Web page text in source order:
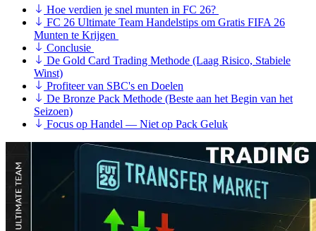
Hoe verdien je snel munten in FC 26?
FC 26 Ultimate Team Handelstips om Gratis FIFA 26
Munten te Krijgen
Conclusie
De Gold Card Trading Methode (Laag Risico, Stabiele
Winst)
Profiteer van SBC's en Doelen
De Bronze Pack Methode (Beste aan het Begin van het
Seizoen)
Focus op Handel — Niet op Pack Geluk